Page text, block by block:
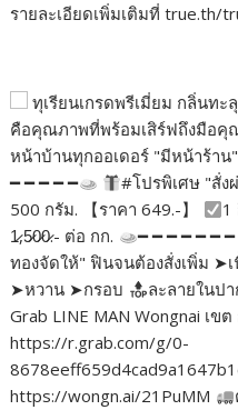
รายละเอียดเพิ่มเติมที่ true.th/
ทุเรียนเกรดพรีเมี่ยม กลิ่นทะ
คือคุณภาพที่พร้อมเสิร์ฟถึงมือคุ
หน้าบ้านทุกออเดอร์ "มีหน้าร้าน
━ ━ ━ ━ ━
#โปรพิเศษ "สั่ง
500 กรัม. 【ราคา 649.-】
1
1̷,5̷0̷0̷.- ต่อ กก.
━ ━ ━ ━ ━ ━
ทองจัดให้" ฟินจนต้องสั่งเพิ่ม
➤หวาน ➤กรอบ
ละลายในป
Grab LINE MAN Wongnai เข
https://r.grab.com/g/0-
https://wongn.ai/21PuMM